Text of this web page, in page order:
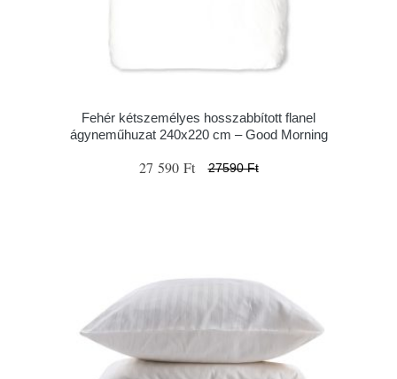
Fehér kétszemélyes hosszabbított flanel
ágyneműhuzat 240x220 cm – Good Morning
27 590 Ft 27590 Ft